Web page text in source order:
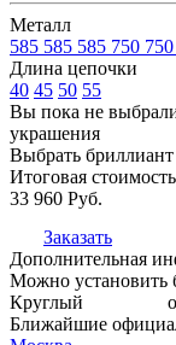
Металл
585 585 585 750 750
Длина цепочки
40 45 50 55
Вы пока не
украшения
Выбрать бриллиант
Итоговая
33 960 Руб.
Заказать
Дополнительная
Можно установить
Круглый
Ближайшие